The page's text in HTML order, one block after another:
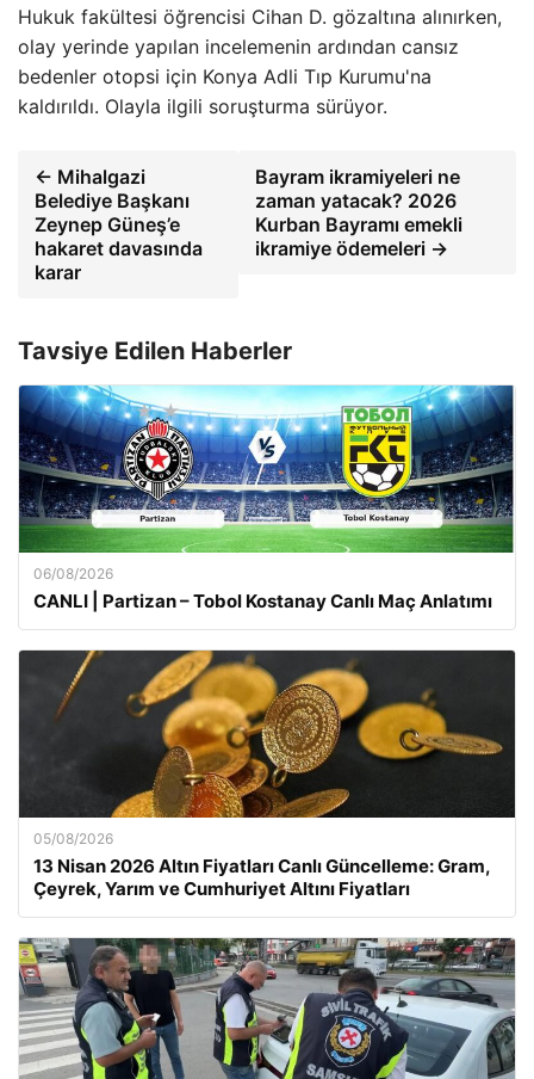
Hukuk fakültesi öğrencisi Cihan D. gözaltına alınırken,
olay yerinde yapılan incelemenin ardından cansız
bedenler otopsi için Konya Adli Tıp Kurumu'na
kaldırıldı. Olayla ilgili soruşturma sürüyor.
← Mihalgazi
Belediye Başkanı
Zeynep Güneş’e
hakaret davasında
karar
Bayram ikramiyeleri ne
zaman yatacak? 2026
Kurban Bayramı emekli
ikramiye ödemeleri →
Tavsiye Edilen Haberler
06/08/2026
CANLI | Partizan – Tobol Kostanay Canlı Maç Anlatımı
05/08/2026
13 Nisan 2026 Altın Fiyatları Canlı Güncelleme: Gram,
Çeyrek, Yarım ve Cumhuriyet Altını Fiyatları